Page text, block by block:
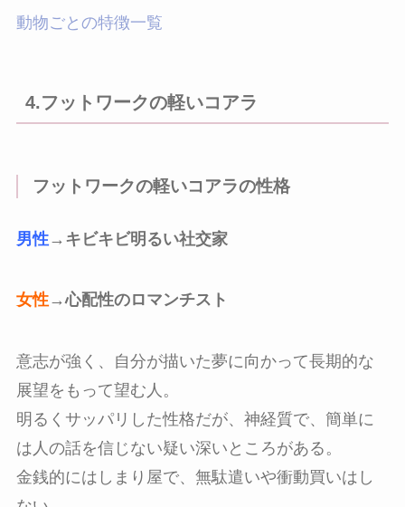
動物ごとの特徴一覧
4.フットワークの軽いコアラ
フットワークの軽いコアラの性格
男性→キビキビ明るい社交家
女性→心配性のロマンチスト
意志が強く、自分が描いた夢に向かって長期的な
展望をもって望む人。
明るくサッパリした性格だが、神経質で、簡単に
は人の話を信じない疑い深いところがある。
金銭的にはしまり屋で、無駄遣いや衝動買いはし